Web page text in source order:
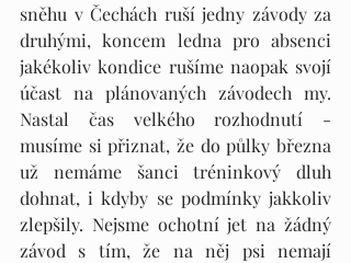
sněhu v Čechách ruší jedny závody za
druhými, koncem ledna pro absenci
jakékoliv kondice rušíme naopak svojí
účast na plánovaných závodech my.
Nastal čas velkého rozhodnutí -
musíme si přiznat, že do půlky března
už nemáme šanci tréninkový dluh
dohnat, i kdyby se podmínky jakkoliv
zlepšily. Nejsme ochotní jet na žádný
závod s tím, že na něj psi nemají